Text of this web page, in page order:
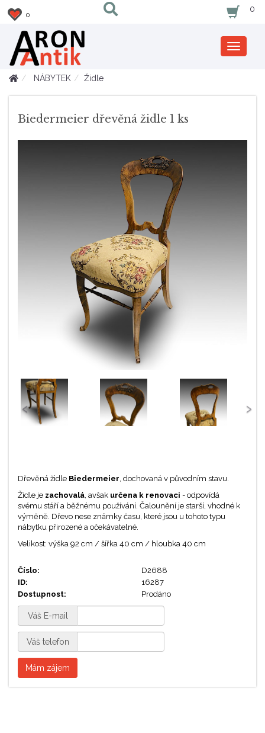
0
0
Zobrazit
nabidku
NÁBYTEK
Židle
Biedermeier dřevěná židle 1 ks
‹ ›
Dřevěná židle Biedermeier, dochovaná v původním stavu.
Židle je zachovalá, avšak určena k renovaci - odpovídá
svému stáří a běžnému používání. Čalounění je starší, vhodné k
výměně. Dřevo nese známky času, které jsou u tohoto typu
nábytku přirozené a očekávatelné.
Velikost: výška 92 cm / šířka 40 cm / hloubka 40 cm
Číslo:
D2688
ID:
16287
Dostupnost:
Prodáno
Váš E-mail
Váš telefon
Mám zájem